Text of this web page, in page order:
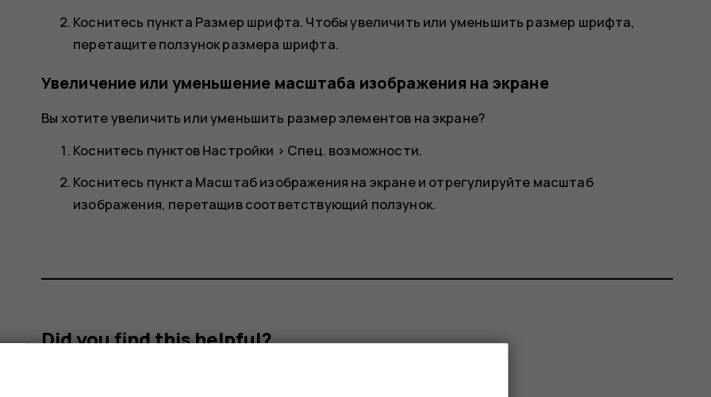
Коснитесь пункта Размер шрифта. Чтобы увеличить или уменьшить размер шрифта,
перетащите ползунок размера шрифта.
Увеличение или уменьшение масштаба изображения на экране
Вы хотите увеличить или уменьшить размер элементов на экране?
Коснитесь пунктовНастройки > Спец. возможности.
Коснитесь пункта Масштаб изображения на экранеи отрегулируйте масштаб
изображения, перетащив соответствующий ползунок.
Did you find this helpful?